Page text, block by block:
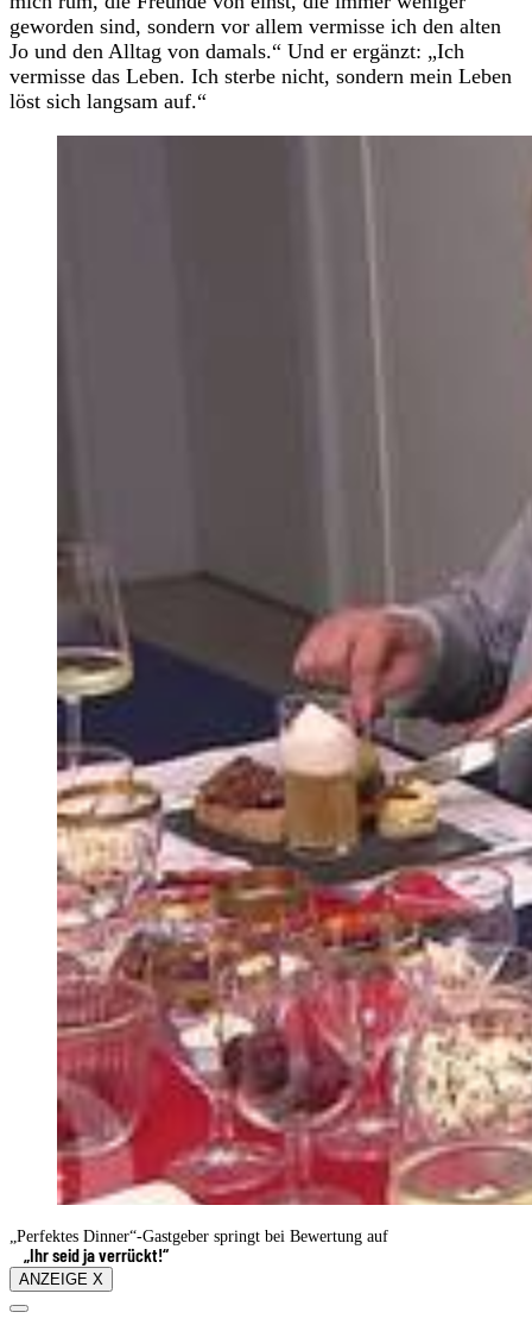
geworden sind, sondern vor allem vermisse ich den alten
Jo und den Alltag von damals.“ Und er ergänzt: „Ich
vermisse das Leben. Ich sterbe nicht, sondern mein Leben
löst sich langsam auf.“
„Perfektes Dinner“-Gastgeber springt bei Bewertung auf
„Ihr seid ja verrückt!“
ANZEIGE X